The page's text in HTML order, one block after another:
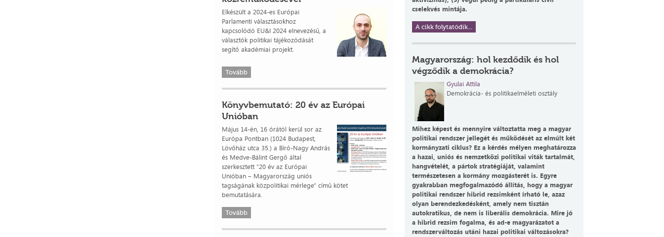
Elkészült a 2024-es Európai
Parlamenti választásokhoz
kapcsolódó EU&I 2024 elnevezésű, a
választók politikai tájékozódását
segítő akadémiai projekt.
Tovább
Könyvbemutató: 20 év az Európai
Unióban
Május 14-én, 16 órától kerül sor az
Európa Pontban (1024 Budapest,
Lövőház utca 35.) a Bíró-Nagy András
és Medve-Bálint Gergő által
szerkesztett "20 év az Európai
Unióban – Magyarország uniós
tagságának közpolitikai mérlege" című kötet
bemutatására.
Tovább
cselekvés mintája.
A cikk folytatódik...
Magyarország: hol kezdődik és hol
végződik a demokrácia?
Gyulai Attila
Demokrácia- és politikaelméleti osztály
Mihez képest és mennyire változtatta meg a magyar
politikai rendszer jellegét és működését az elmúlt két
kormányzati ciklus? Ez a kérdés mélyen meghatározza
a hazai, uniós és nemzetközi politikai viták tartalmát,
hangvételét, a pártok stratégiáját, valamint
természetesen a kormány mozgásterét is. Egyre
gyakrabban megfogalmazódó állítás, hogy a magyar
politikai rendszer hibrid rezsimként írható le, azaz
olyan berendezkedésként, amely nem tisztán
autokratikus, de nem is liberális demokrácia. Mire jó
a hibrid rezsim fogalma, és ad-e magyarázatot a
rendszerváltozás utáni hazai politikai változásokra?